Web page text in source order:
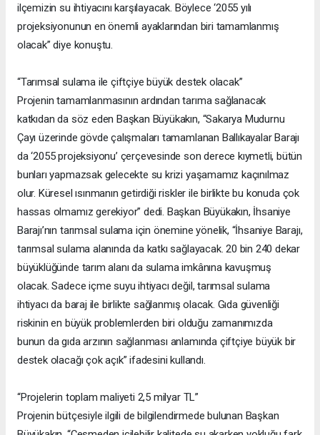
ilçemizin su ihtiyacını karşılayacak. Böylece ‘2055 yılı
projeksiyonunun en önemli ayaklarından biri tamamlanmış
olacak” diye konuştu.
“Tarımsal sulama ile çiftçiye büyük destek olacak”
Projenin tamamlanmasının ardından tarıma sağlanacak
katkıdan da söz eden Başkan Büyükakın, “Sakarya Mudurnu
Çayı üzerinde gövde çalışmaları tamamlanan Ballıkayalar Barajı
da ‘2055 projeksiyonu’ çerçevesinde son derece kıymetli, bütün
bunları yapmazsak gelecekte su krizi yaşamamız kaçınılmaz
olur. Küresel ısınmanın getirdiği riskler ile birlikte bu konuda çok
hassas olmamız gerekiyor” dedi. Başkan Büyükakın, İhsaniye
Barajı’nın tarımsal sulama için önemine yönelik, “İhsaniye Barajı,
tarımsal sulama alanında da katkı sağlayacak. 20 bin 240 dekar
büyüklüğünde tarım alanı da sulama imkânına kavuşmuş
olacak. Sadece içme suyu ihtiyacı değil, tarımsal sulama
ihtiyacı da baraj ile birlikte sağlanmış olacak. Gıda güvenliği
riskinin en büyük problemlerden biri olduğu zamanımızda
bunun da gıda arzının sağlanması anlamında çiftçiye büyük bir
destek olacağı çok açık” ifadesini kullandı.
“Projelerin toplam maliyeti 2,5 milyar TL”
Projenin bütçesiyle ilgili de bilgilendirmede bulunan Başkan